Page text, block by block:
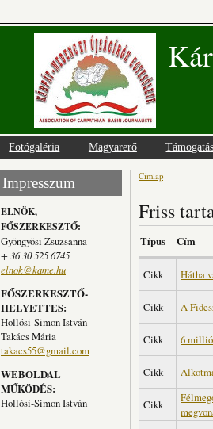
Fotógaléria Magyarerő Támogatás
Impresszum
ELNÖK,
FŐSZERKESZTŐ:
Gyöngyösi Zsuzsanna
+ 36 30 525 6745
elnok@kame.hu
FŐSZERKESZTŐ-
HELYETTES:
Hollósi-Simon István
Takács Mária
takacs55@gmail.com
WEBOLDAL
MŰKÖDÉS:
Hollósi-Simon István
Jelenlegi
Címlap
Friss
Típus Cím
Cikk
Hátha
Cikk
A
Cikk
6 millió
Cikk
Cikk